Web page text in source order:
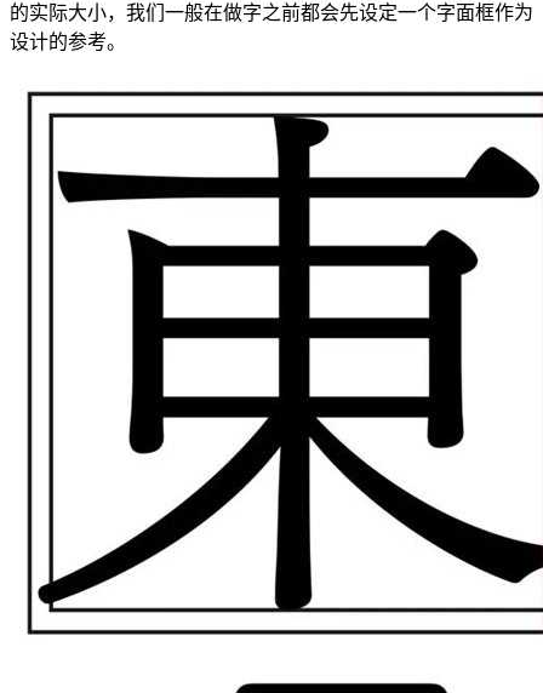
的实际大小，我们一般在做字之前都会先设定一个字面框作为
设计的参考。